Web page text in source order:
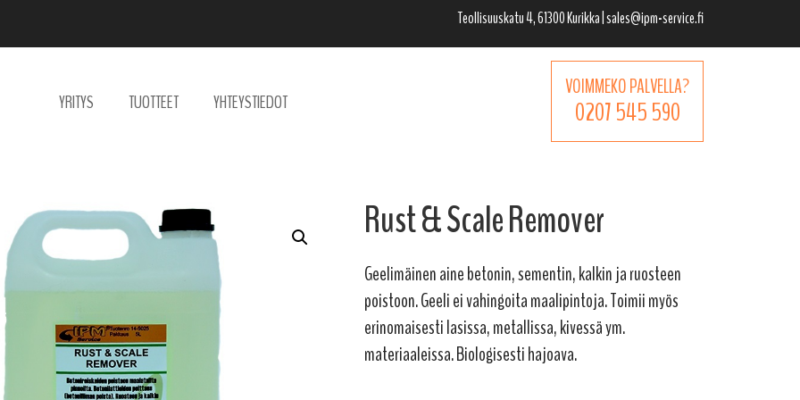
Teollisuuskatu 4, 61300 Kurikka | sales@ipm-service.fi
VOIMMEKO PALVELLA?
0207 545 590
YRITYS TUOTTEET YHTEYSTIEDOT
Rust & Scale Remover
Geelimäinen aine betonin, sementin, kalkin ja ruosteen
poistoon. Geeli ei vahingoita maalipintoja. Toimii myös
erinomaisesti lasissa, metallissa, kivessä ym.
materiaaleissa. Biologisesti hajoava.